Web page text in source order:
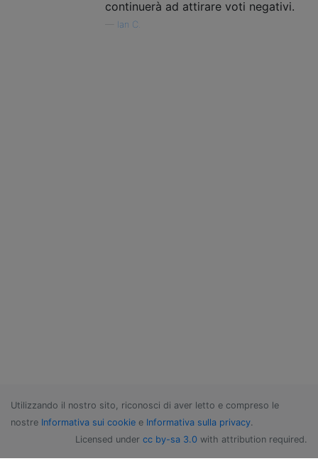
continuerà ad attirare voti negativi.
Ian C.
Utilizzando il nostro sito, riconosci di aver letto e compreso le
nostre Informativa sui cookie e Informativa sulla privacy.
Licensed under cc by-sa 3.0 with attribution required.